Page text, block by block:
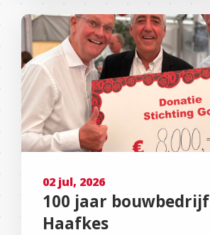
02 jul, 2026
100 jaar bouwbedrijf
Haafkes